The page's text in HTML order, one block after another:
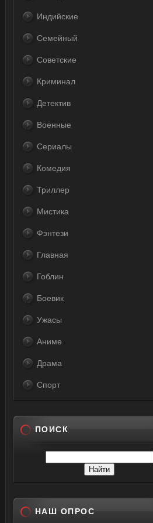
Индийские
Семейный
Советские
Криминал
Детектив
Военные
Сериалы
Комедия
Триллер
Мистика
Фэнтези
Главная
Гоблин
Боевик
Ужасы
Аниме
Драма
Спорт
ПОИСК
НАШ ОПРОС